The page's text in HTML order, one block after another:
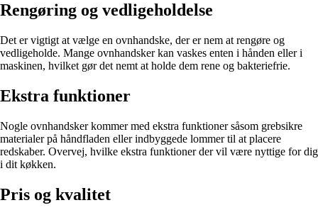
Rengøring og vedligeholdelse
Det er vigtigt at vælge en ovnhandske, der er nem at rengøre og
vedligeholde. Mange ovnhandsker kan vaskes enten i hånden eller i
maskinen, hvilket gør det nemt at holde dem rene og bakteriefrie.
Ekstra funktioner
Nogle ovnhandsker kommer med ekstra funktioner såsom grebsikre
materialer på håndfladen eller indbyggede lommer til at placere
redskaber. Overvej, hvilke ekstra funktioner der vil være nyttige for dig
i dit køkken.
Pris og kvalitet